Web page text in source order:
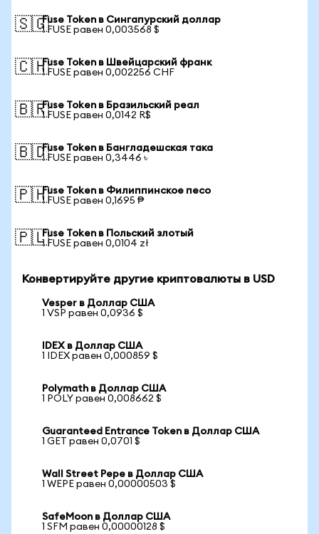
🇸🇬Fuse Token в Сингапурский доллар
1 FUSE равен 0,003568 $
🇨🇭Fuse Token в Швейцарский франк
1 FUSE равен 0,002256 CHF
🇧🇷Fuse Token в Бразильский реал
1 FUSE равен 0,0142 R$
🇧🇩Fuse Token в Бангладешская така
1 FUSE равен 0,3446 ৳
🇵🇭Fuse Token в Филиппинское песо
1 FUSE равен 0,1695 ₱
🇵🇱Fuse Token в Польский злотый
1 FUSE равен 0,0104 zł
Конвертируйте другие криптовалюты в USD
Vesper в Доллар США
1 VSP равен 0,0936 $
IDEX в Доллар США
1 IDEX равен 0,000859 $
Polymath в Доллар США
1 POLY равен 0,008662 $
Guaranteed Entrance Token в Доллар США
1 GET равен 0,0701 $
Wall Street Pepe в Доллар США
1 WEPE равен 0,00000503 $
SafeMoon в Доллар США
1 SFM равен 0,00000128 $